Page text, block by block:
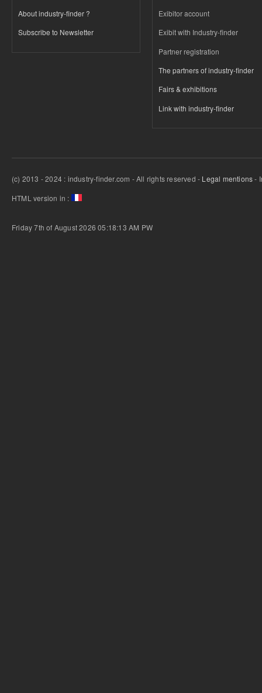
About industry-finder ?
Subscribe to Newsletter
Exibitor account
Exibit with Industry-finder
Partner registration
The partners of industry-finder
Fairs & exhibitions
Link with industry-finder
(c) 2013 - 2024 : industry-finder.com - All rights reserved - Legal mentions-
HTML version in :
Friday 7th of August 2026 05:18:13 AM PW